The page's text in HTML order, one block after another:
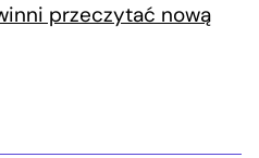
przeczytać nową